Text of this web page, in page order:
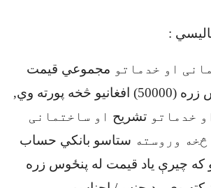
:
او خدماتو مجموعي قيمت
د پنځوس زره (50000) افغانیو څخه پورته وي,
او خدماتو تشریح او ساختمانی
وروسته ستاسو بانکي حساب
که چيرې یاد قیمت له پنځوس زره